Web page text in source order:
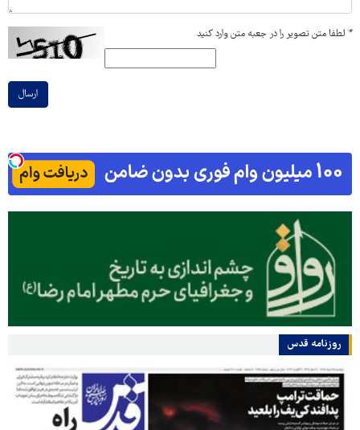
* لطفا متن تصویر را در جعبه متن وارد کنید
ارسال
روزنامه قدس